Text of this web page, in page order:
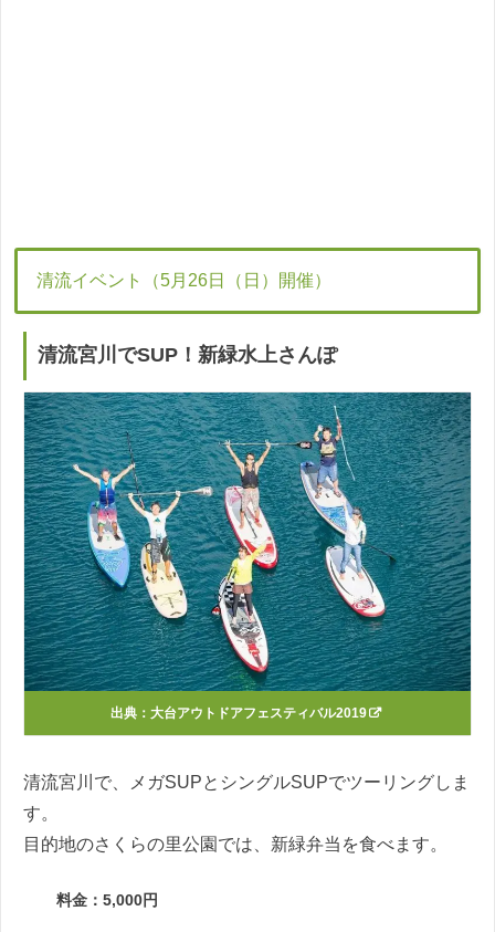
清流イベント（5月26日（日）開催）
清流宮川でSUP！新緑水上さんぽ
出典： 大台アウトドアフェスティバル2019
清流宮川で、メガSUPとシングルSUPでツーリングしま
す。
目的地のさくらの里公園では、新緑弁当を食べます。
料金：5,000円